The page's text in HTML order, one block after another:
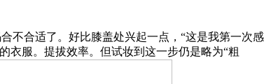
不合适了。好比膝盖处兴起一点，“这是我第一次感
衣服。提拔效率。但试妆到这一步仍是略为“粗